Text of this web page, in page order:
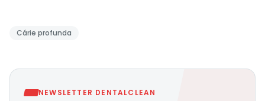
Cárie profunda
NEWSLETTER DENTALCLEAN